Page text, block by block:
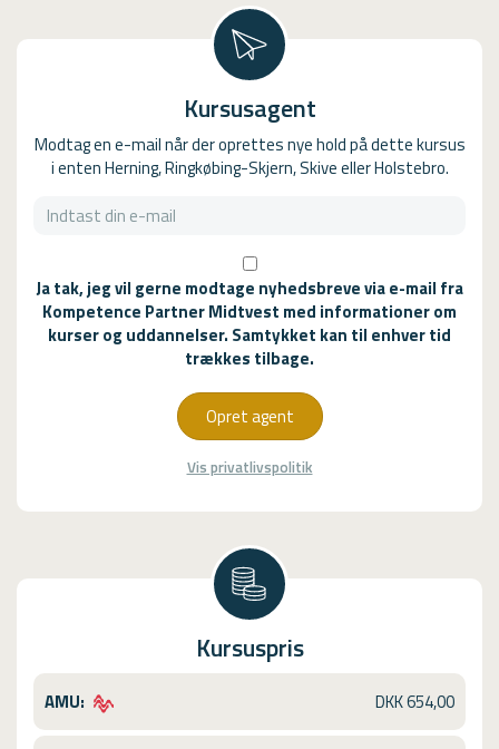
Kursusagent
Modtag en e-mail når der oprettes nye hold på dette kursus
i enten Herning, Ringkøbing-Skjern, Skive eller Holstebro.
Ja tak, jeg vil gerne modtage nyhedsbreve via e-mail fra
Kompetence Partner Midtvest med informationer om
kurser og uddannelser. Samtykket kan til enhver tid
trækkes tilbage.
Opret agent
Vis privatlivspolitik
Kursuspris
AMU: DKK 654,00